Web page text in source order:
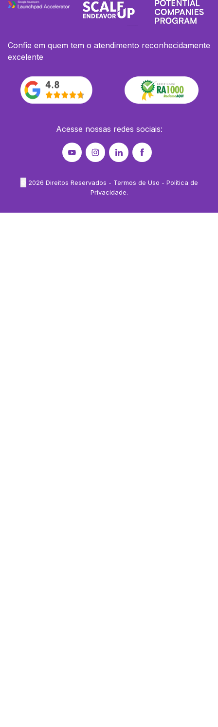
Confie em quem tem o atendimento reconhecidamente
excelente
Acesse nossas redes sociais:
2026 Direitos Reservados - Termos de Uso - Política de
Privacidade.